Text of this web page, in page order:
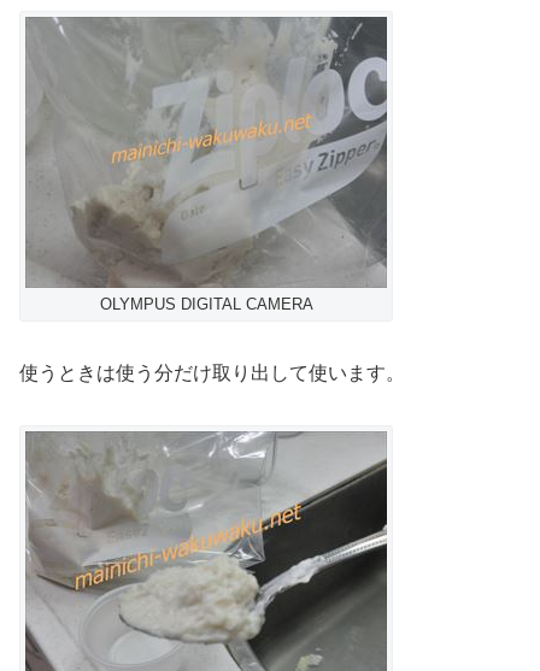
OLYMPUS DIGITAL CAMERA
使うときは使う分だけ取り出して使います。